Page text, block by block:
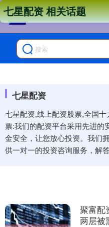
七星配资
七星配资,线上配资股票,全国
票:我们的配资平台采用先进的
金安全，让您放心投资。我们
供一对一的投资咨询服务，解
七星配资 相关话题
聚富配
两层被